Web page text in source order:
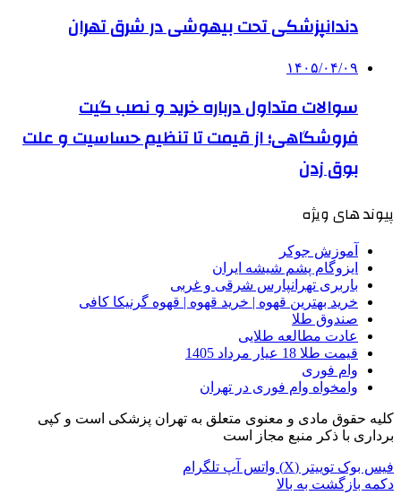
دندانپزشکی تحت بیهوشی در شرق تهران
۱۴۰۵/۰۴/۰۹
سوالات متداول درباره خرید و نصب گیت
فروشگاهی؛ از قیمت تا تنظیم حساسیت و علت
بوق زدن
پیوند های ویژه
آموزش جوکر
ایزوگام پشم شیشه ایران
باربری تهرانپارس شرقی و غربی
خرید بهترین قهوه | خرید قهوه | قهوه گرنیکا کافی
صندوق طلا
عادت مطالعه طلایی
قیمت طلا 18 عیار مرداد 1405
وام فوری
وامخواه وام فوری در تهران
کلیه حقوق مادی و معنوی متعلق به تهران پزشکی است و کپی
برداری با ذکر منبع مجاز است
فیس بوک توییتر (X) واتس آپ تلگرام
دکمه بازگشت به بالا